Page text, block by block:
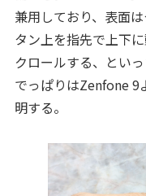
兼用しており、表面
タン上を指先で上下
クロールする、とい
でっぱりはZenfone 9
明する。